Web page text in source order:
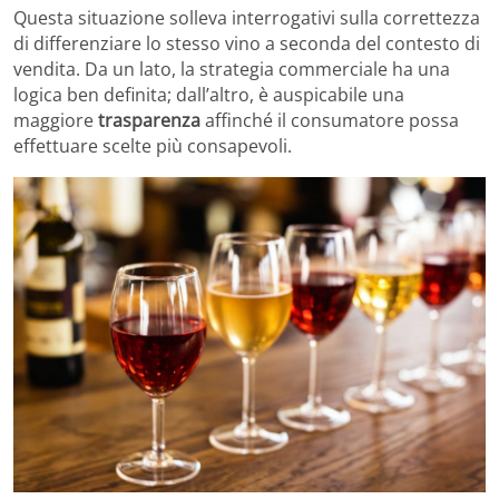
Questa situazione solleva interrogativi sulla correttezza
di differenziare lo stesso vino a seconda del contesto di
vendita. Da un lato, la strategia commerciale ha una
logica ben definita; dall’altro, è auspicabile una
maggioretrasparenzaaffinché il consumatore possa
effettuare scelte più consapevoli.